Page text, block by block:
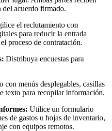
del acuerdo firmado.
el reclutamiento con
para reducir la entrada
proceso de contratación.
Distribuya encuestas para
con menús desplegables, casillas
texto para recopilar información.
Utilice un formulario
de gastos u hojas de inventario,
con equipos remotos.